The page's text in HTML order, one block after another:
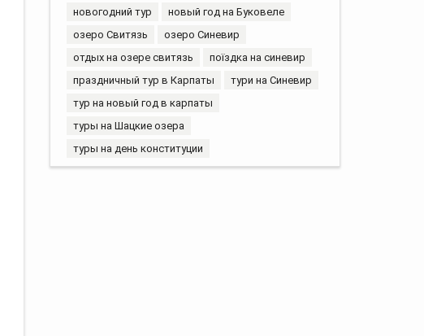
новогодний тур
новый год на Буковеле
озеро Свитязь
озеро Синевир
отдых на озере свитязь
поїздка на синевир
праздничный тур в Карпаты
тури на Синевир
тур на новый год в карпаты
туры на Шацкие озера
туры на день конституции